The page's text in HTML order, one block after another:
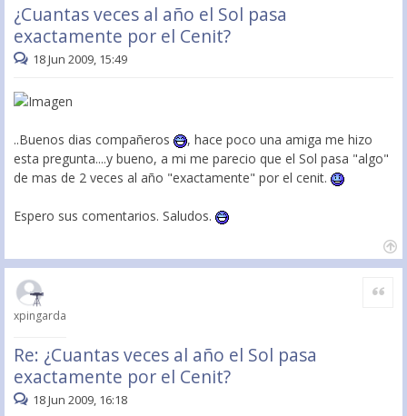
¿Cuantas veces al año el Sol pasa
exactamente por el Cenit?
18 Jun 2009, 15:49
..Buenos dias compañeros
, hace poco una amiga me hizo
esta pregunta....y bueno, a mi me parecio que el Sol pasa "algo"
de mas de 2 veces al año "exactamente" por el cenit.
Espero sus comentarios. Saludos.
xpingarda
Re: ¿Cuantas veces al año el Sol pasa
exactamente por el Cenit?
Citar
18 Jun 2009, 16:18